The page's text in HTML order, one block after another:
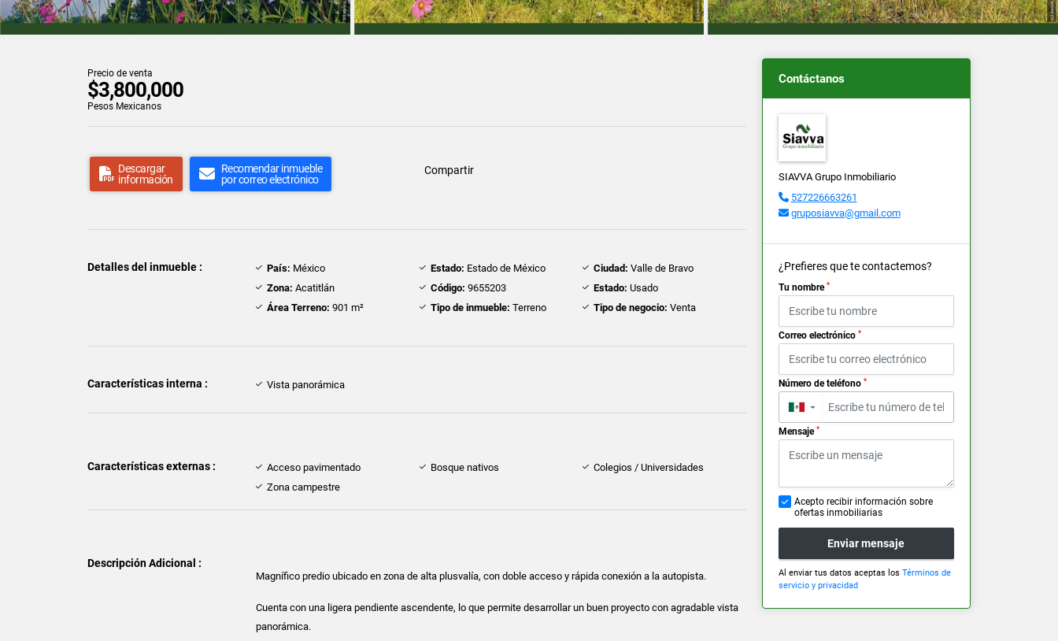
Precio de venta
$3,800,000
Pesos Mexicanos
Descargar
información
Recomendar inmueble
por correo electrónico
Compartir
Detalles del inmueble : País: México Estado: Estado de México Ciudad: Valle de Bravo
Zona: Acatitlán Código: 9655203 Estado: Usado
Área Terreno: 901 m² Tipo de inmueble: Terreno Tipo de negocio: Venta
Características interna : Vista panorámica
Características externas : Acceso pavimentado Bosque nativos
Colegios / Universidades
Zona campestre
Descripción Adicional :
Magnífico predio ubicado en zona de alta plusvalía, con doble acceso y rápida conexión a la autopista.
Cuenta con una ligera pendiente ascendente, lo que permite desarrollar un buen proyecto con agradable vista
panorámica.
Contáctanos
SIAVVA Grupo Inmobiliario
527226663261
gruposiavva@gmail.com
¿Prefieres que te contactemos?
Tu nombre *
Correo electrónico *
Número de teléfono *
▼
Mensaje *
Acepto recibir información sobre
ofertas inmobiliarias
Enviar mensaje
Al enviar tus datos aceptas los Términos de
servicio y privacidad